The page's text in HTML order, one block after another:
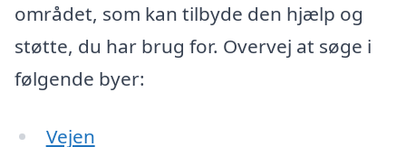
området, som kan tilbyde den hjælp og
støtte, du har brug for. Overvej at søge i
følgende byer:
Vejen